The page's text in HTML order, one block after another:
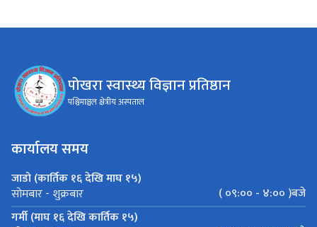
पोखरा स्वास्थ्य विज्ञान प्रतिष्ठान
पश्चिमाञ्चल क्षेत्रीय अस्पताल
कार्यालय समय
जाडो (कार्तिक १६ देखि माघ १५)
सोमबार - शुक्रबार
( ०९:०० - ४:०० )बजे
गर्मी (माघ १६ देखि कार्तिक १५)